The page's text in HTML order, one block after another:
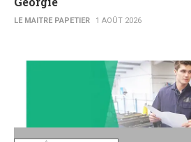
LE MAITRE PAPETIER 1 AOÛT 2026